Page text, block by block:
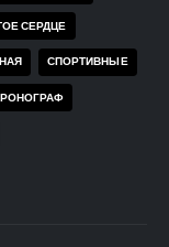
СЕРДЦЕ
СПОРТИВНЫЕ